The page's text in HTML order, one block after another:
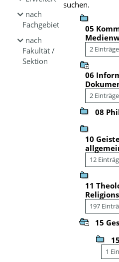
nach
Fachgebiet
nach
Fakultät /
Sektion
suchen.
05
2 Einträge
06
2 Einträge
08
10
12
11
197
15
1